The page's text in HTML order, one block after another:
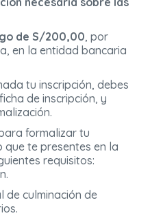
de S/200,00, por
en la entidad bancaria
tu inscripción, debes
de inscripción, y
formalizar tu
que te presentes en la
requisitos:
de culminación de